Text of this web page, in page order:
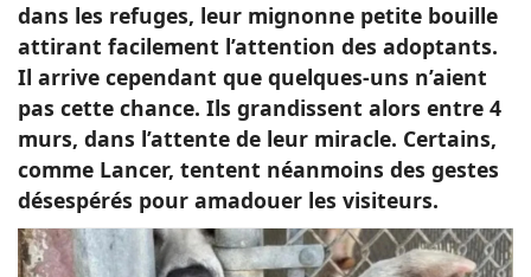
dans les refuges, leur mignonne petite bouille
attirant facilement l’attention des adoptants.
Il arrive cependant que quelques-uns n’aient
pas cette chance. Ils grandissent alors entre 4
murs, dans l’attente de leur miracle. Certains,
comme Lancer, tentent néanmoins des gestes
désespérés pour amadouer les visiteurs.